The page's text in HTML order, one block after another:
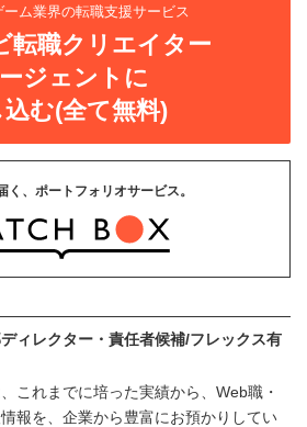
ーム業界の転職支援サービス
転職クリエイター
ジェントに
込む(全て無料)
く、ポートフォリオサービス。
ディレクター・責任者候補/フレックス有
これまでに培った実績から、Web職・
報を、企業から豊富にお預かりしてい